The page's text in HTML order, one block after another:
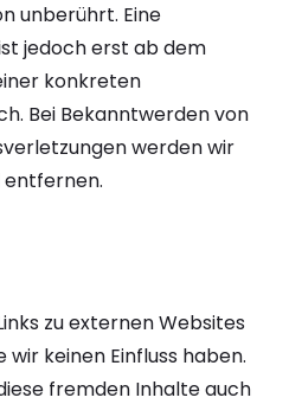
unberührt. Eine
jedoch erst ab dem
konkreten
Bei Bekanntwerden von
werden wir
entfernen.
zu externen Websites
keinen Einfluss haben.
fremden Inhalte auch